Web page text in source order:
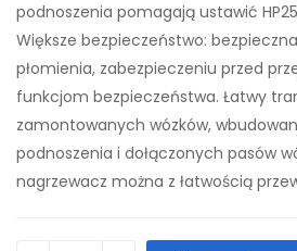
podnoszenia pomagają ustawić
Większe bezpieczeństwo:
płomienia, zabezpieczeniu przed
funkcjom bezpieczeństwa. Łatwy
zamontowanych wózków,
podnoszenia i dołączonych pasów
nagrzewacz można z łatwością